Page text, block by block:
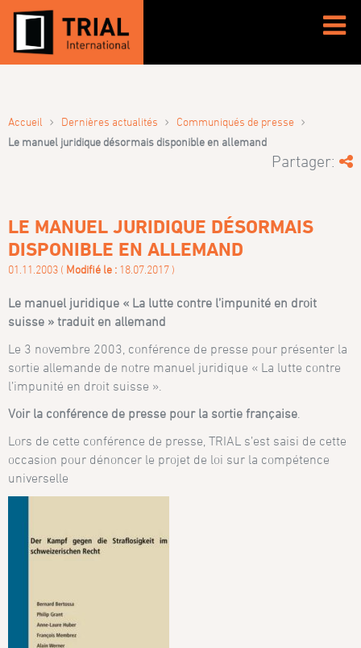
Accueil › Dernières actualités › Communiqués de presse ›
Le manuel juridique désormais disponible en allemand
Partager:
LE MANUEL JURIDIQUE DÉSORMAIS
DISPONIBLE EN ALLEMAND
01.11.2003 ( Modifié le : 18.07.2017 )
Le manuel juridique « La lutte contre l’impunité en droit
suisse » traduit en allemand
Le 3 novembre 2003, conférence de presse pour présenter la
sortie allemande de notre manuel juridique « La lutte contre
l’impunité en droit suisse ».
Voir la conférence de presse pour la sortie française
Lors de cette conférence de presse, TRIAL s’est saisi de cette
occasion pour dénoncer le projet de loi sur la compétence
universelle